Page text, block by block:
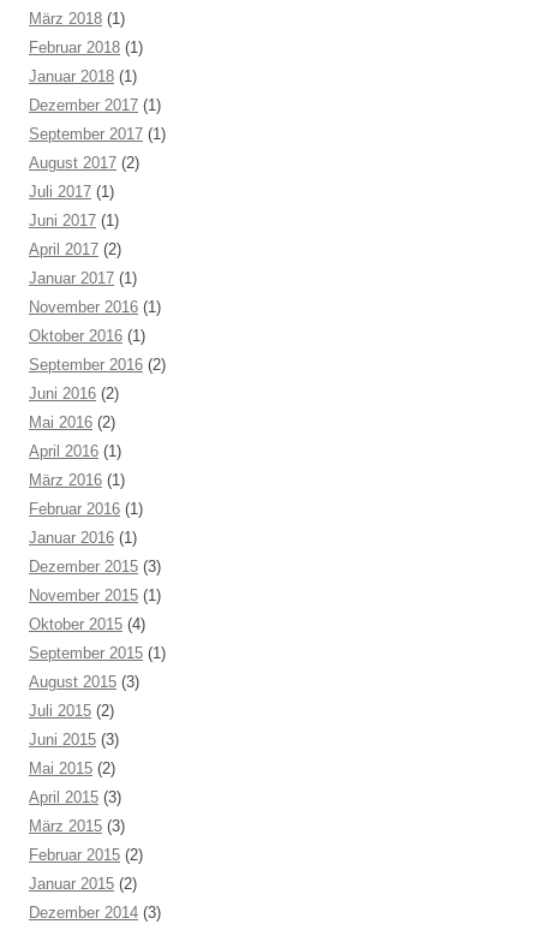
März 2018 (1)
Februar 2018 (1)
Januar 2018 (1)
Dezember 2017 (1)
September 2017 (1)
August 2017 (2)
Juli 2017 (1)
Juni 2017 (1)
April 2017 (2)
Januar 2017 (1)
November 2016 (1)
Oktober 2016 (1)
September 2016 (2)
Juni 2016 (2)
Mai 2016 (2)
April 2016 (1)
März 2016 (1)
Februar 2016 (1)
Januar 2016 (1)
Dezember 2015 (3)
November 2015 (1)
Oktober 2015 (4)
September 2015 (1)
August 2015 (3)
Juli 2015 (2)
Juni 2015 (3)
Mai 2015 (2)
April 2015 (3)
März 2015 (3)
Februar 2015 (2)
Januar 2015 (2)
Dezember 2014 (3)